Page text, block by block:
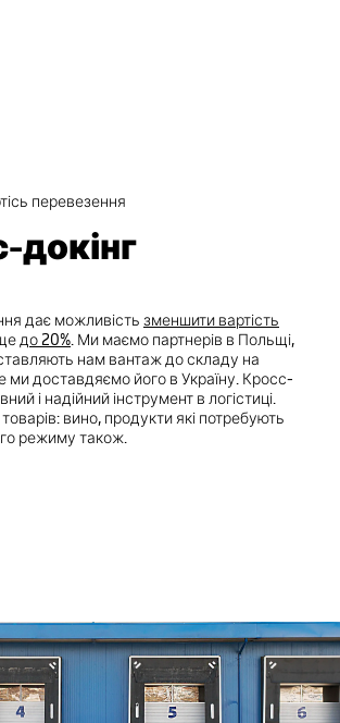
перевезення
докінг
дає можливість зменшити вартість
до 20%. Ми маємо партнерів в Польщі,
нам вантаж до складу на
ми доставдяємо його в Україну. Кросс-
і надійний інструмент в логістиці.
вино, продукти які потребують
режиму також.